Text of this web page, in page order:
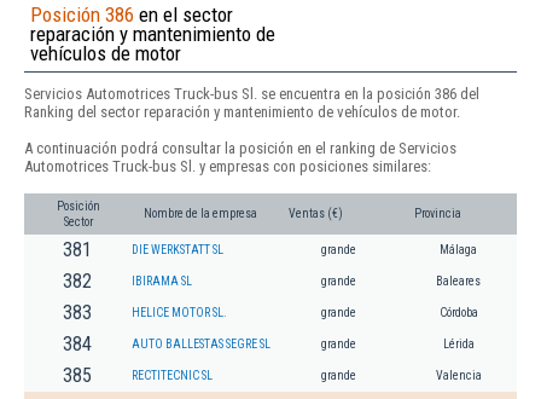
Posición 386 en el sector
reparación y mantenimiento de
vehículos de motor
Servicios Automotrices Truck-bus Sl. se encuentra en la posición 386 del
Ranking del sector reparación y mantenimiento de vehículos de motor.
A continuación podrá consultar la posición en el ranking de Servicios
Automotrices Truck-bus Sl. y empresas con posiciones similares:
Posición
Sector
Nombre de la empresa Ventas (€) Provincia
381 DIE WERKSTATT SL grande Málaga
382 IBIRAMA SL grande Baleares
383 HELICE MOTOR SL. grande Córdoba
384 AUTO BALLESTAS SEGRE SL grande Lérida
385 RECTITECNIC SL grande Valencia